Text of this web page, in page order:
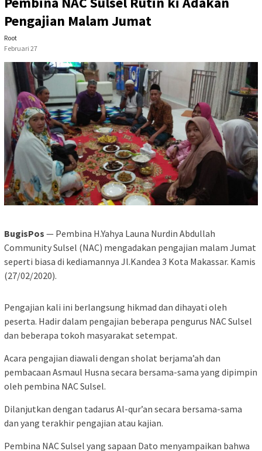
Pengajian Malam Jumat
Root
Februari 27
BugisPos — Pembina H.Yahya Launa Nurdin Abdullah
Community Sulsel (NAC) mengadakan pengajian malam Jumat
seperti biasa di kediamannya Jl.Kandea 3 Kota Makassar. Kamis
(27/02/2020).
Pengajian kali ini berlangsung hikmad dan dihayati oleh
peserta. Hadir dalam pengajian beberapa pengurus NAC Sulsel
dan beberapa tokoh masyarakat setempat.
Acara pengajian diawali dengan sholat berjama’ah dan
pembacaan Asmaul Husna secara bersama-sama yang dipimpin
oleh pembina NAC Sulsel.
Dilanjutkan dengan tadarus Al-qur’an secara bersama-sama
dan yang terakhir pengajian atau kajian.
Pembina NAC Sulsel yang sapaan Dato menyampaikan bahwa